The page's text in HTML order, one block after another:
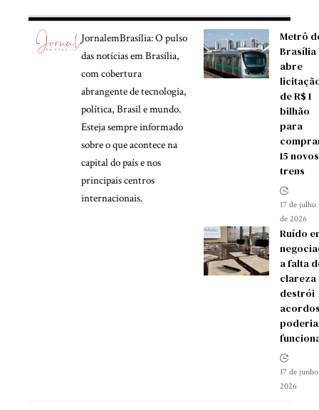
JornalemBrasília: O pulso
das notícias em Brasília,
com cobertura
abrangente de tecnologia,
política, Brasil e mundo.
Esteja sempre informado
sobre o que acontece na
capital do país e nos
principais centros
internacionais.
Metrô
Brasília
abre
de R$ 1
bilhão
para
15 novos
trens
17 de julho
de 2026
Ruído
a falta
clareza
destrói
17 de
2026